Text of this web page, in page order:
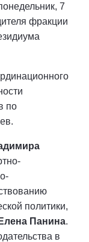
7
фракции
по
политики,
Елена Панина.
в